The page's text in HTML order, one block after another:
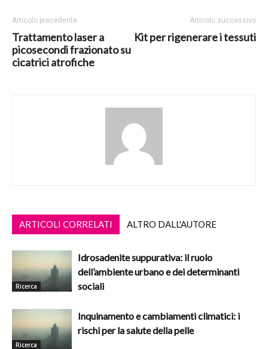
Articolo precedente
Trattamento laser a
picosecondi frazionato su
cicatrici atrofiche
Articolo successivo
Kit per rigenerare i tessuti
ARTICOLI CORRELATI ALTRO DALL'AUTORE
Ricerca
Idrosadenite suppurativa: il ruolo
dell’ambiente urbano e dei determinanti
sociali
Ricerca
Inquinamento e cambiamenti climatici: i
rischi per la salute della pelle